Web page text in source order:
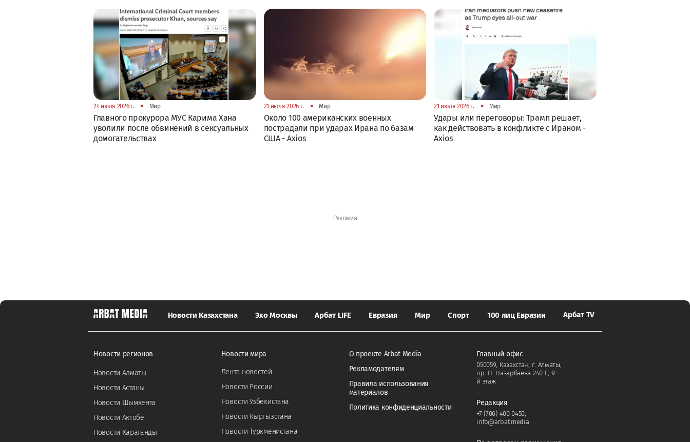
24 июля 2026 г. • Мир
Главного прокурора МУС Карима Хана
уволили после обвинений в сексуальных
домогательствах
21 июля 2026 г. • Мир
Около 100 американских военных
пострадали при ударах Ирана по базам
США - Axios
21 июля 2026 г. • Мир
Удары или переговоры: Трамп решает,
как действовать в конфликте с Ираном -
Axios
Новости Казахстана Эхо Москвы Арбат LIFE Евразия Мир Спорт 100 лиц Евразии Арбат TV
Новости регионов
Новости Алматы
Новости Астаны
Новости Шымкента
Новости Актобе
Новости Караганды
Новости мира
Лента новостей
Новости России
Новости Узбекистана
Новости Кыргызстана
Новости Туркменистана
О проекте Arbat Media
Рекламодателям
Правила использования
материалов
Политика конфиденциальности
Главный офис
050059, Казахстан, г. Алматы,
пр. Н. Назарбаева 240 Г, 9-
й этаж.
Редакция
+7 (706) 400 0450
info@arbat.media